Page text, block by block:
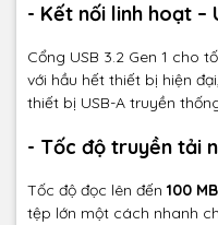
- Kết nối linh hoạt –
Cổng USB 3.2 Gen 1 cho
với hầu hết thiết bị hiện
thiết bị USB-A truyền
- Tốc độ truyền tải
Tốc độ đọc lên đến 100
tệp lớn một cách nhanh